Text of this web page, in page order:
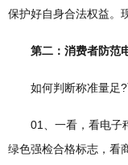
保护好自身合法权益。
第二：消费者防范
如何判断称准量足?
01、一看，看电子秤
绿色强检合格标志，看